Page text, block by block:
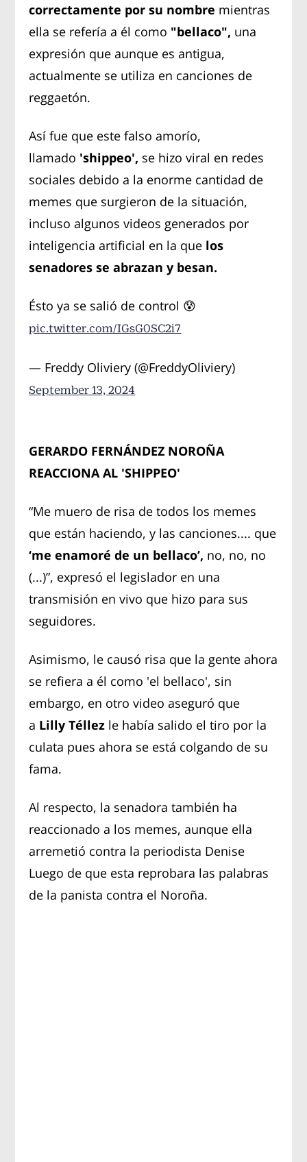
correctamente por su nombre mientras
ella se refería a él como "bellaco", una
expresión que aunque es antigua,
actualmente se utiliza en canciones de
reggaetón.
Así fue que este falso amorío,
llamado 'shippeo', se hizo viral en redes
sociales debido a la enorme cantidad de
memes que surgieron de la situación,
incluso algunos videos generados por
inteligencia artificial en la que los
senadores se abrazan y besan.
Ésto ya se salió de control 😰
pic.twitter.com/IGsG0SC2i7
— Freddy Oliviery (@FreddyOliviery)
September 13, 2024
GERARDO FERNÁNDEZ NOROÑA
REACCIONA AL 'SHIPPEO'
“Me muero de risa de todos los memes
que están haciendo, y las canciones.... que
‘me enamoré de un bellaco’, no, no, no
(...)”, expresó el legislador en una
transmisión en vivo que hizo para sus
seguidores.
Asimismo, le causó risa que la gente ahora
se refiera a él como 'el bellaco', sin
embargo, en otro video aseguró que
a Lilly Téllez le había salido el tiro por la
culata pues ahora se está colgando de su
fama.
Al respecto, la senadora también ha
reaccionado a los memes, aunque ella
arremetió contra la periodista Denise
Luego de que esta reprobara las palabras
de la panista contra el Noroña.